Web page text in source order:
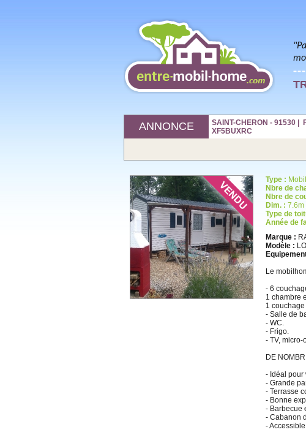
ANNONCE
SAINT-CHERON - 91530 |
XF5BUXRC
Type :
Nbre de
Nbre de
Dim. : 7.6m
Type de
Année de
Marque :
Modèle :
Le
- 6
1 chambre
1
- Salle de
- WC.
- Frigo.
- TV,
DE
- Idéal pour
- Grande
- Terrasse
- Bonne
- Barbecue
- Cabanon
-